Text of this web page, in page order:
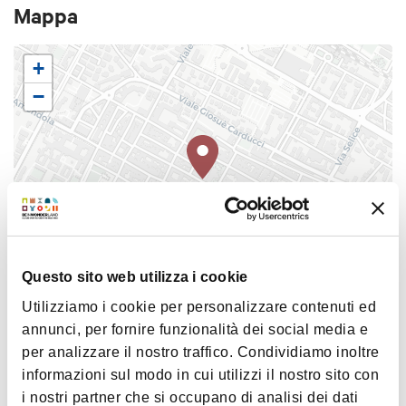
Questo sito web utilizza i cookie
Utilizziamo i cookie per personalizzare contenuti ed
annunci, per fornire funzionalità dei social media e
per analizzare il nostro traffico. Condividiamo inoltre
informazioni sul modo in cui utilizzi il nostro sito con
i nostri partner che si occupano di analisi dei dati
La chiesa gotica, compiuta nel 1374, rimase
inalterata fino ai grandi lavori del '600 e del '700
che portarono nell'interno alla sostituzione di quasi
tutti gli elementi architettonici gotici. All'esterno il
bellissimo portale di Iacopo da Cereto del 1340 e lo
splendido rosone della facciata rimangono tuttavia
a testimonianza dell'antico splendore.
All'interno, nell'abside, la pala di 'Il martirio di S.
Orsola' di Ludovico Carracci (1600).
Il coro ligneo è della seconda metà del '500, mentre
cappelletta ogivale appartenente alla costruzione
primitiva e reca alle pareti interessanti affreschi
gotici del '300
Mappa
+
−
Leaflet |©OpenStreetMapcontributors ©CARTO
Chiesa dei Santi Nicolò e Domenico
via Quarto 5
40026 Imola